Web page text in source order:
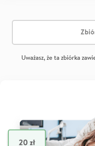
Uważasz, że ta zbiórka